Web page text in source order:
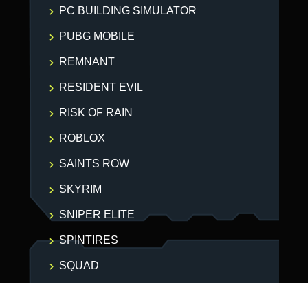
PC BUILDING SIMULATOR
PUBG MOBILE
REMNANT
RESIDENT EVIL
RISK OF RAIN
ROBLOX
SAINTS ROW
SKYRIM
SNIPER ELITE
SPINTIRES
SQUAD